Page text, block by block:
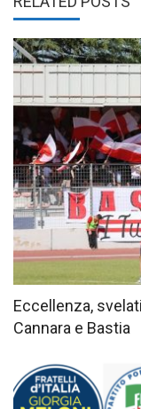
Eccellenza,
Cannara e Bastia